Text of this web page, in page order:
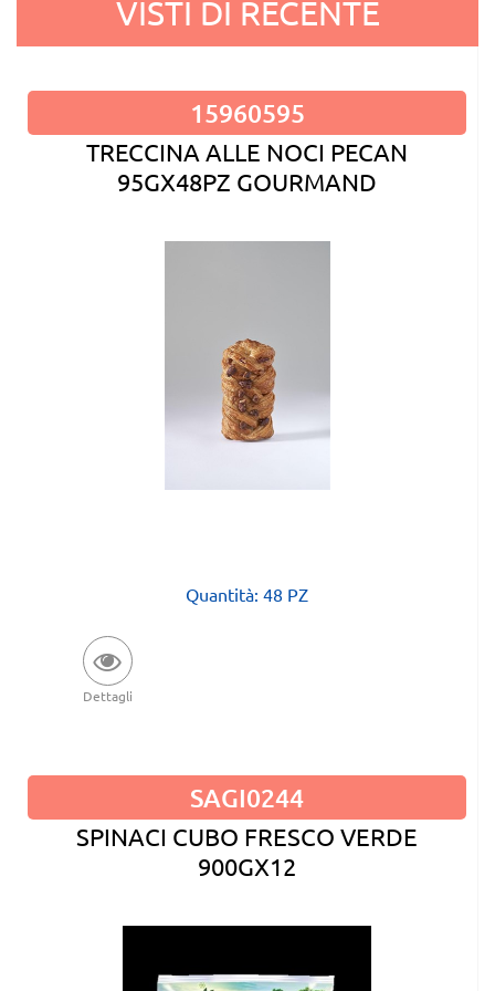
VISTI DI RECENTE
15960595
TRECCINA ALLE NOCI PECAN
95GX48PZ GOURMAND
Quantità: 48 PZ
Dettagli
SAGI0244
SPINACI CUBO FRESCO VERDE
900GX12